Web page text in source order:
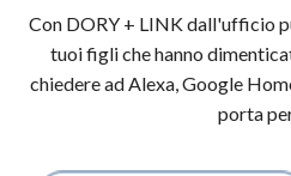
Con DORY + LINK dall'ufficio
tuoi figli che hanno
chiedere ad Alexa, Google
porta